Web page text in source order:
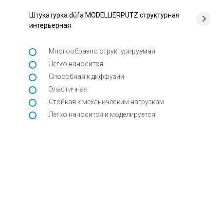
Штукатурка düfa MODELLIERPUTZ структурная
интерьерная
Многообразно структурируемая
Легко наносится
Способная к диффузии
Эластичная
Стойкая к механическим нагрузкам
Легко наносится и моделируется